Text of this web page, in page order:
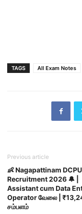
TAGS All Exam Notes
Previous article
👶 Nagapattinam DCPU
Recruitment 2026 🔔 |
Assistant cum Data
Operator வேலை |
சம்பளம்